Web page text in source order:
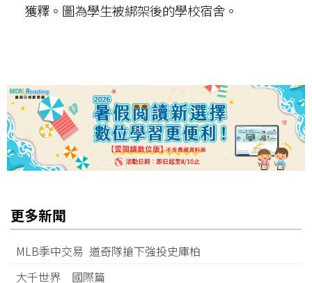
獲釋。圖為學生被綁架後的學校宿舍。
更多新聞
MLB季中交易 道奇隊搶下強投史庫柏
大千世界 國際篇